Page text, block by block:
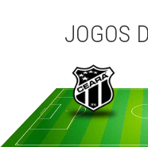
JOGOS